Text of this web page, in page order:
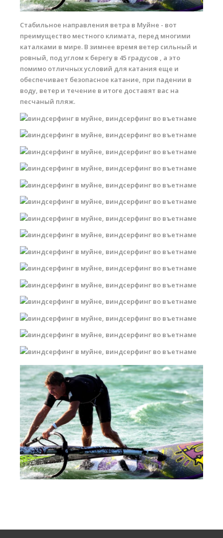
Наши станции
Ветратория.Дахаб
Ветратория Россия
Ветратория.Вьетнам
Цены
Обучение Виндсерфингу
Прокат виндсерфинга и винг фойла
Классический серфинг и SUP
Продажа оборудования
Обучение Wing Foil
Стабильное направления ветра в Муйне - вот
преимущество местного климата, перед многими
каталками в мире. В зимнее время ветер сильный и
ровный, под углом к берегу в 45 градусов , а это
помимо отличных условий для катания еще и
обеспечивает безопасное катание, при падении в
воду, ветер и течение в итоге доставят вас на
песчаный пляж.